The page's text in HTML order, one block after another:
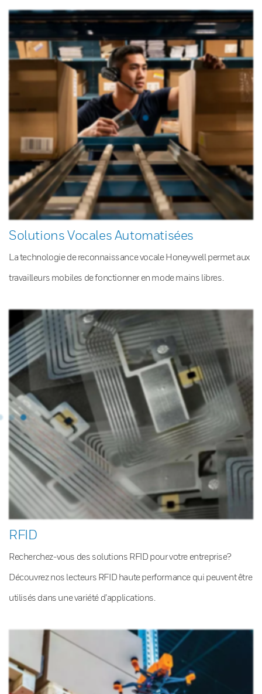
Solutions Vocales Automatisées
La technologie de reconnaissance vocale Honeywell permet aux
travailleurs mobiles de fonctionner en mode mains libres.
RFID
Recherchez-vous des solutions RFID pour votre entreprise?
Découvrez nos lecteurs RFID haute performance qui peuvent être
utilisés dans une variété d’applications.